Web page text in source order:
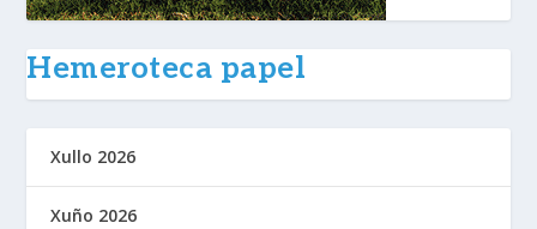
Hemeroteca papel
Xullo 2026
Xuño 2026